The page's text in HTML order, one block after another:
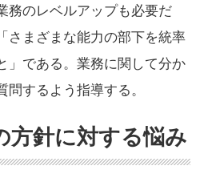
務のレベルアップも必要だ
さまざまな能力の部下を統率
」である。業務に関して分か
問するよう指導する。
方針に対する悩み